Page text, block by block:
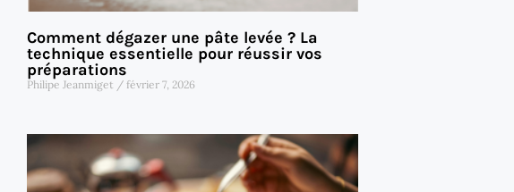
Comment dégazer une pâte levée ? La
technique essentielle pour réussir vos
préparations
Philipe Jeanmiget février 7, 2026